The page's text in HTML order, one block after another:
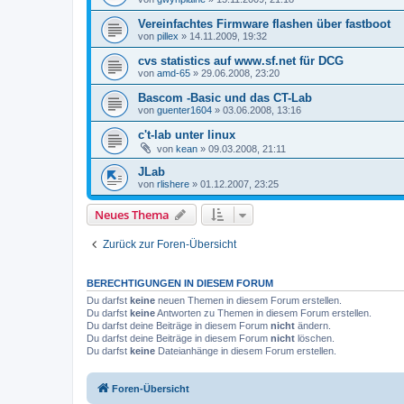
Vereinfachtes Firmware flashen über fastboot
von pillex » 14.11.2009, 19:32
cvs statistics auf www.sf.net für DCG
von amd-65 » 29.06.2008, 23:20
Bascom -Basic und das CT-Lab
von guenter1604 » 03.06.2008, 13:16
c't-lab unter linux
von kean » 09.03.2008, 21:11
JLab
von rlishere » 01.12.2007, 23:25
Neues Thema
Zurück zur Foren-Übersicht
BERECHTIGUNGEN IN DIESEM FORUM
Du darfst keine neuen Themen in diesem Forum erstellen.
Du darfst keineAntworten zu Themen in diesem Forum erstellen.
Du darfst deine Beiträge in diesem Forum nicht ändern.
Du darfst deine Beiträge in diesem Forum nicht löschen.
Du darfst keine Dateianhänge in diesem Forum erstellen.
Foren-Übersicht